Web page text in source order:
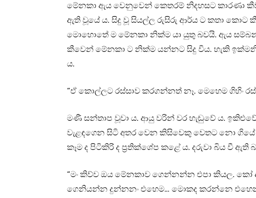
මේනකා ඇය වෙනුවෙන් කෙතරම් නිදහසට කාරණා
ඇති වූයේ ය. සිදු වූ සියල්ල රුසිරු ආර්ය ට කතා කොට
මොහොතේ ම මේනකා නික්ම යා යුතු බවයි. ඇය
කීවෙන් මේනකා ට නික්ම යන්නට සිදු විය. හැකි
ය.
“ඒ කොල්ලට රස්සාව කරගන්නත් නෑ. මෙහෙම ගිහිං
මණී සන්තාප වූවා ය. ආයු වරින් වර හැඬුවේ ය.
වැළඳගෙන සිටි අතර වෙන කිසිවෙකු වෙතට නො ගියේ
කෑම ද පිටිකිරි ද ප්‍රතික්ශේප කළේ ය. දරුවා බිය වී ඇති
“මං කිව්ව ඔය මේනකාව ගෙන්නන්න එපා කියල. කෝ
ගෙනියන්න දුන්නනං එහෙම… මොකද කරන්නෙ